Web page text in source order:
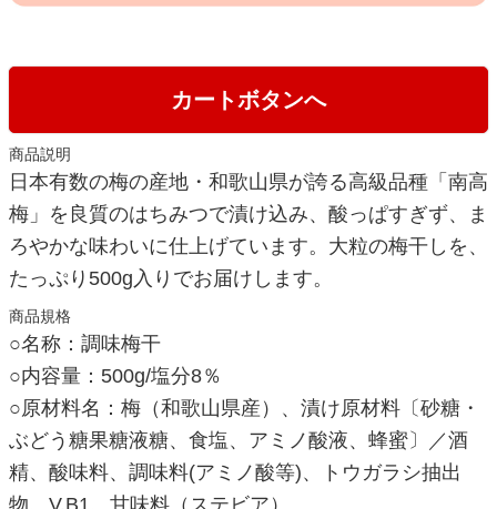
カートボタンへ
商品説明
日本有数の梅の産地・和歌山県が誇る高級品種「南高
梅」を良質のはちみつで漬け込み、酸っぱすぎず、ま
ろやかな味わいに仕上げています。大粒の梅干しを、
たっぷり500g入りでお届けします。
商品規格
○名称：調味梅干
○内容量：500g/塩分8％
○原材料名：梅（和歌山県産）、漬け原材料〔砂糖・
ぶどう糖果糖液糖、食塩、アミノ酸液、蜂蜜〕／酒
精、酸味料、調味料(アミノ酸等)、トウガラシ抽出